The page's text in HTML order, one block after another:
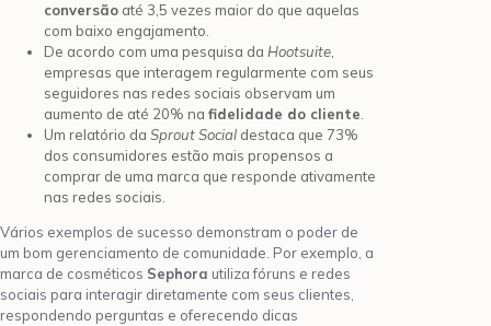
conversão até 3,5 vezes maior do que aquelas
com baixo engajamento.
De acordo com uma pesquisa da Hootsuite
empresas que interagem regularmente com seus
seguidores nas redes sociais observam um
aumento de até 20% na fidelidade do cliente
Um relatório da Sprout Social destaca que 73%
dos consumidores estão mais propensos a
comprar de uma marca que responde ativamente
nas redes sociais.
Vários exemplos de sucesso demonstram o poder de
um bom gerenciamento de comunidade. Por exemplo, a
marca de cosméticos Sephora utiliza fóruns e redes
sociais para interagir diretamente com seus clientes,
respondendo perguntas e oferecendo dicas